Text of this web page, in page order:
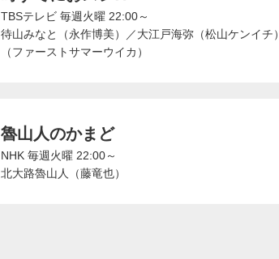
TBSテレビ 毎週火曜 22:00～
待山みなと（永作博美）
／大江戸海弥（松山ケンイチ）
（ファーストサマーウイカ）
魯山人のかまど
NHK 毎週火曜 22:00～
北大路魯山人（藤竜也）